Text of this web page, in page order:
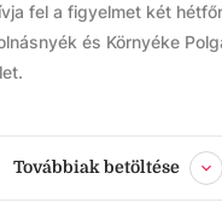
fel a figyelmet két
és Környéke
Továbbiak betöltése